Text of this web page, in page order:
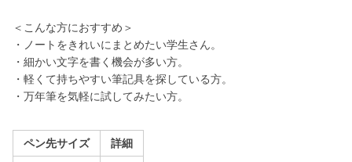
＜こんな方におすすめ＞
・ノートをきれいにまとめたい学生さん。
・細かい文字を書く機会が多い方。
・軽くて持ちやすい筆記具を探している方。
・万年筆を気軽に試してみたい方。
ペン先サイズ 詳細